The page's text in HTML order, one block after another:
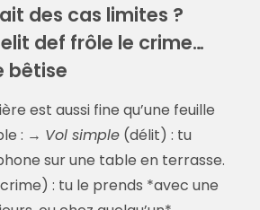
des cas limites ?
def frôle le crime…
bêtise
est aussi fine qu’une feuille
: → Vol simple(délit) : tu
sur une table en terrasse.
: tu le prends *avec une